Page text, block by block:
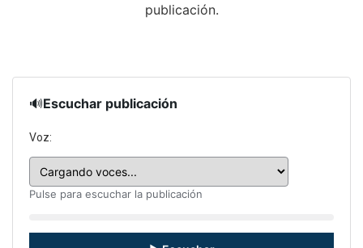
publicación.
🔊Escuchar publicación
Voz:
Pulse para escuchar la publicación